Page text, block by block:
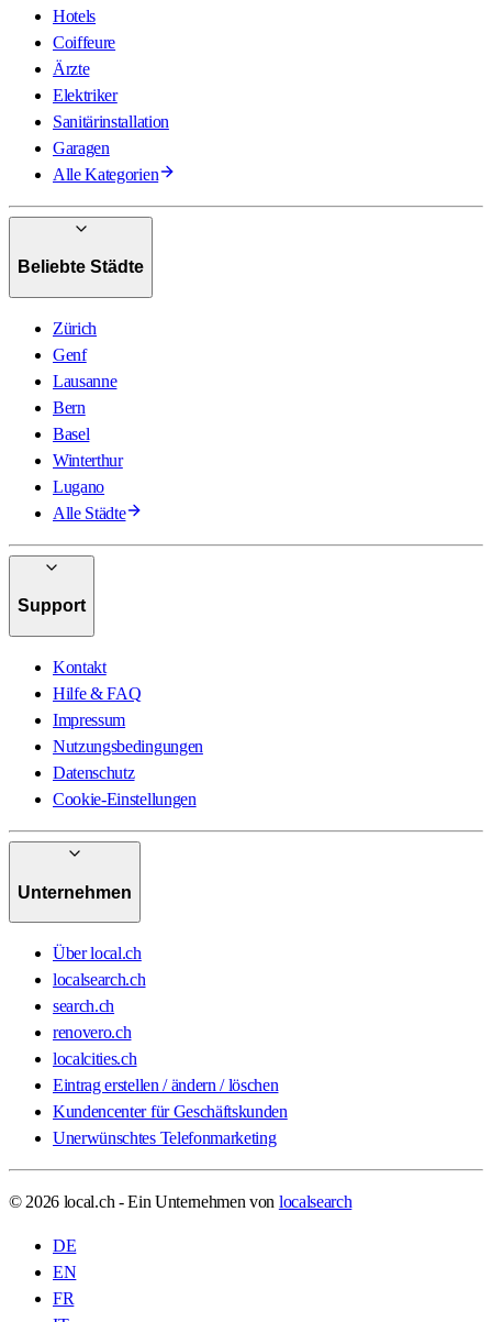
Hotels
Coiffeure
Ärzte
Elektriker
Sanitärinstallation
Garagen
Alle Kategorien
Beliebte Städte
Zürich
Genf
Lausanne
Bern
Basel
Winterthur
Lugano
Alle Städte
Support
Kontakt
Hilfe & FAQ
Impressum
Nutzungsbedingungen
Datenschutz
Cookie-Einstellungen
Unternehmen
Über local.ch
localsearch.ch
search.ch
renovero.ch
localcities.ch
Eintrag erstellen / ändern / löschen
Kundencenter für Geschäftskunden
Unerwünschtes Telefonmarketing
© 2026 local.ch - Ein Unternehmen von localsearch
DE
EN
FR